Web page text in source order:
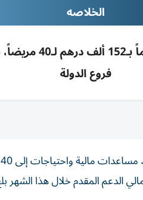
الخلاصه
جمعية الإمارات
فروع الدولة
المقدم خلال هذا الشهر بلغ 152 ألف